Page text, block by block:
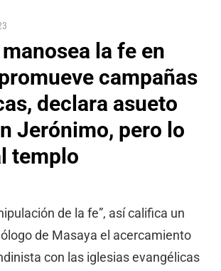
la fe en
campañas
declara asueto
Jerónimo, pero lo
templo
de la fe”, así califica un
de Masaya el acercamiento
con las iglesias evangélicas